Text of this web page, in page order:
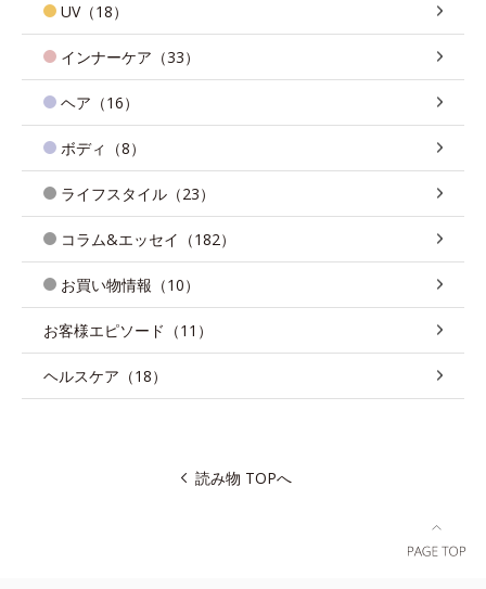
UV（18）
インナーケア（33）
ヘア（16）
ボディ（8）
ライフスタイル（23）
コラム&エッセイ（182）
お買い物情報（10）
お客様エピソード（11）
ヘルスケア（18）
読み物 TOPへ